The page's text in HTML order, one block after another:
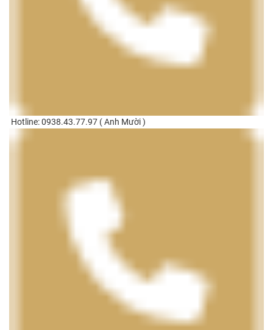
Hotline: 0938.43.77.97 ( Anh Mười )